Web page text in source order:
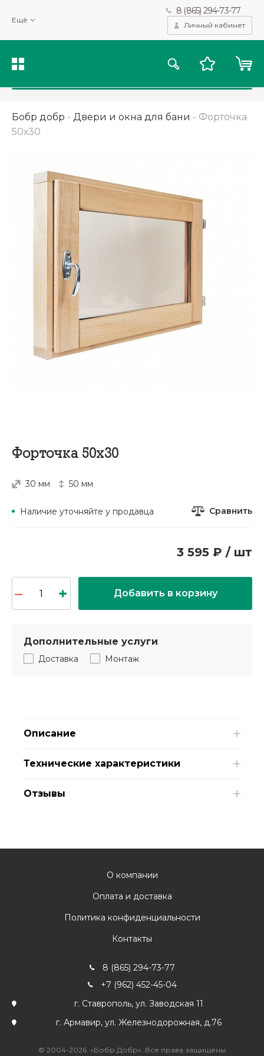
Ещё
8 (865) 294-73-77
Личный кабинет
Бобр добр - Двери и окна для бани - Форточка
50х30
Форточка 50х30
30 мм 50 мм
Наличие уточняйте у продавца Сравнить
3 595 ₽ / шт
Добавить в корзину
Дополнительные услуги
Доставка Монтаж
Описание
Технические характеристики
Отзывы
О компании
Оплата и доставка
Политика конфиденциальности
Контакты
8 (865) 294-73-77
+7 (962) 452-45-04
г. Ставрополь, ул. Заводская 11
г. Армавир, ул. Железнодорожная, д.76
© 2004-2026. «Бобр Добр». Все права защищены
Мы используем файлы cookie и другие подобные технологии
для получения данных с целью сбора статистики, повышения
качества рекомендаций и предоставления вам возможности
персонализированного просмотра.Подробнее